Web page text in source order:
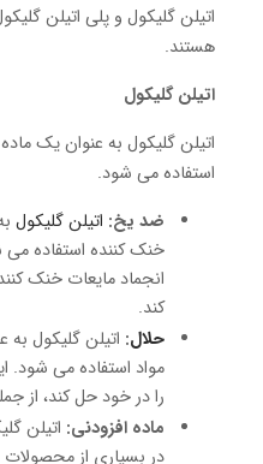
اتیلن گلیکول و پلی اتیلن
هستند.
اتیلن گلیکول
اتیلن گلیکول به عنوان یک
استفاده می شود.
ضد یخ: اتیلن گلیکول
خنک کننده استفاده
انجماد مایعات خنک
کند.
حلال: اتیلن گلیکول
مواد استفاده می شود.
را در خود حل کند، از
ماده افزودنی: اتیلن
در بسیاری از